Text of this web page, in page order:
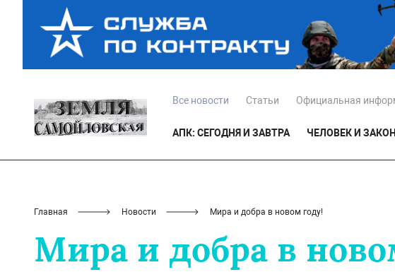
Все новости Статьи Официальная
АПК: СЕГОДНЯ И ЗАВТРА ЧЕЛОВЕК И ЗАКОН
Главная Новости Мира и добра в новом году!
Мира и добра в